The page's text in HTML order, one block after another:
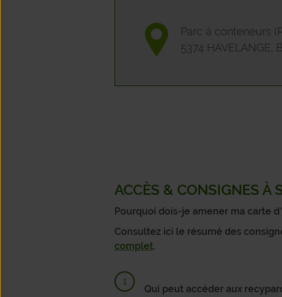
Parc à conteneurs
5374 HAVELANGE,
ACCÈS & CONSIGNES À
Pourquoi dois-je amener ma carte
Consultez ici le résumé des
complet.
Qui peut accéder aux